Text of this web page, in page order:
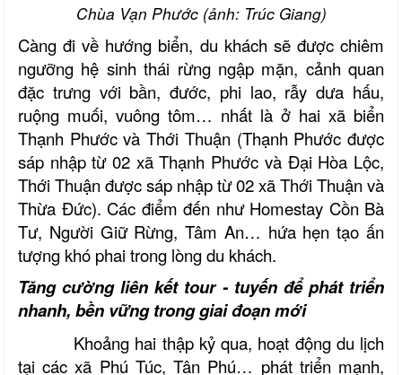
Chùa Vạn Phước (ảnh: Trúc Giang)
Càng đi về hướng biển, du khách sẽ được chiêm
ngưỡng hệ sinh thái rừng ngập mặn, cảnh quan
đặc trưng với bần, đước, phi lao, rẫy dưa hấu,
ruộng muối, vuông tôm… nhất là ở hai xã biển
Thạnh Phước và Thới Thuận (Thạnh Phước được
sáp nhập từ 02 xã Thạnh Phước và Đại Hòa Lộc,
Thới Thuận được sáp nhập từ 02 xã Thới Thuận và
Thừa Đức). Các điểm đến như Homestay Cồn Bà
Tư, Người Giữ Rừng, Tâm An… hứa hẹn tạo ấn
tượng khó phai trong lòng du khách.
Tăng cường liên kết tour - tuyến để phát triển
nhanh, bền vững trong giai đoạn mới
Khoảng hai thập kỷ qua, hoạt động du lịch
tại các xã Phú Túc, Tân Phú… phát triển mạnh,